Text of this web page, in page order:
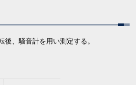
後、騒音計を用い測定する。